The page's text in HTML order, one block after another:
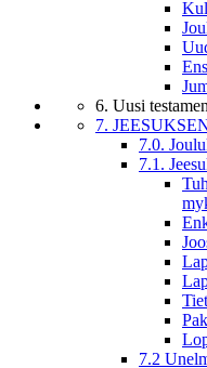
6. Uusi
7.
7.0.
7.1.
7.2